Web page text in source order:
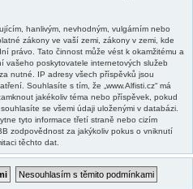
hanlivým, nevhodným, vulgárním nebo
zákony ve vaší zemi, zákony v zemi, kde
právo. Tato činnost může vést k okamžitému a
vašeho poskytovatele internetových služeb
nutné. IP adresy všech příspěvků jsou
Souhlasíte s tím, že „www.Alfisti.cz“ má
jakékoliv téma nebo příspěvek, pokud
se všemi údaji uloženými v databázi.
tyto informace třetí straně nebo cizím
zodpovědnost za jakýkoliv pokus o vniknutí
těchto dat.